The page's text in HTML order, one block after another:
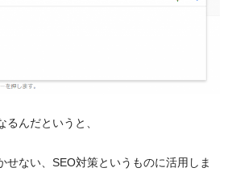
るんだというと、
せない、SEO対策というものに活用しま